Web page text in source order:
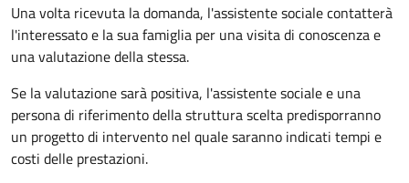
Una volta ricevuta la domanda, l'assistente sociale contatterà
l'interessato e la sua famiglia per una visita di conoscenza e
una valutazione della stessa.
Se la valutazione sarà positiva, l'assistente sociale e una
persona di riferimento della struttura scelta predisporranno
un progetto di intervento nel quale saranno indicati tempi e
costi delle prestazioni.